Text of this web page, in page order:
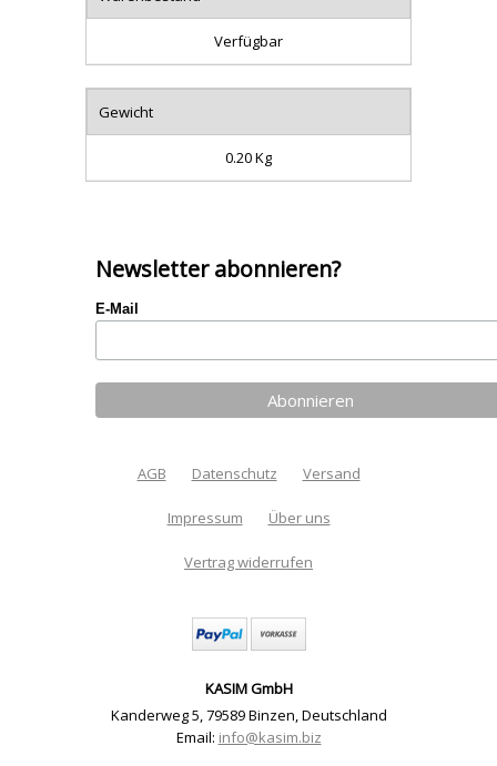
Verfügbar
Gewicht
0.20 Kg
Newsletter abonnieren?
E-Mail
AGB Datenschutz Versand
Impressum Über uns
Vertrag widerrufen
KASIM GmbH
Kanderweg 5,79589 Binzen,Deutschland
Email: info@kasim.biz